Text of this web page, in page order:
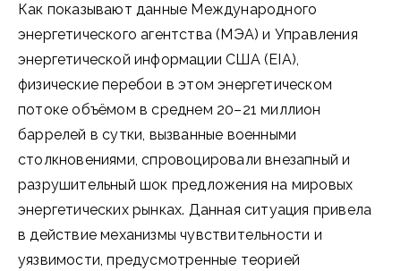
Как показывают данные Международного
энергетического агентства (МЭА) и Управления
энергетической информации США (EIA),
физические перебои в этом энергетическом
потоке объёмом в среднем 20–21 миллион
баррелей в сутки, вызванные военными
столкновениями, спровоцировали внезапный и
разрушительный шок предложения на мировых
энергетических рынках. Данная ситуация привела
в действие механизмы чувствительности и
уязвимости, предусмотренные теорией